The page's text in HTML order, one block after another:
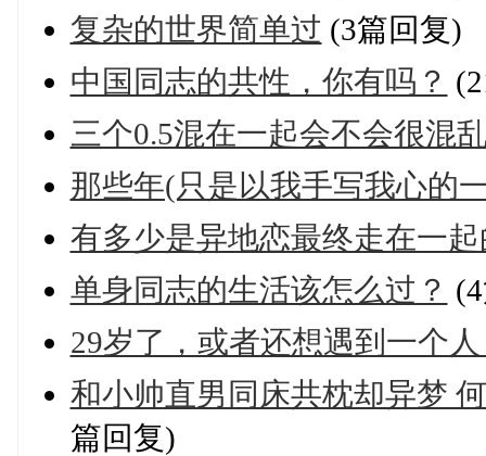
复杂的世界简单过 (3篇回复)
中国同志的共性，你有吗？
三个0.5混在一起会不会很混
那些年(只是以我手写我心的
有多少是异地恋最终走在一
单身同志的生活该怎么过？
29岁了，或者还想遇到一个
和小帅直男同床共枕却异梦
篇回复)